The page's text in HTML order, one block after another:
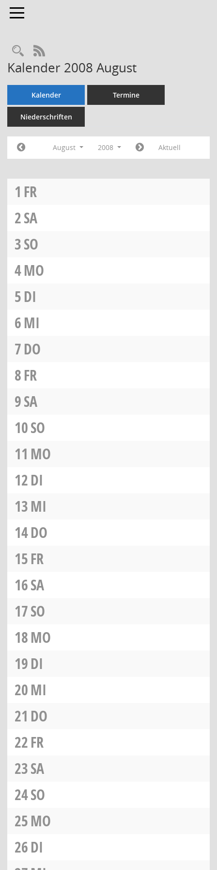
Toggle navigation
Rechercheauswahl
RSS-Feed
Kalender 2008 August
Kalender Termine
Niederschriften
August 2008 Aktuell
1 FR
2SA
3SO
4MO
5DI
6MI
7DO
8FR
9SA
10SO
11 MO
12DI
13MI
14DO
15FR
16SA
17SO
18MO
19DI
20MI
21 DO
22FR
23SA
24SO
25MO
26DI